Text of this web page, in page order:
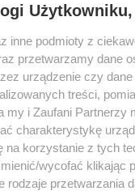
uniknął
34
a my
31
się
25
się do
24
18 849
Użytkowniku,
inne podmioty z
przetwarzamy dane
urządzenie czy
treści,
my i Zaufani Partnerzy
charakterystykę
korzystanie z tych
wycofać klikając
rodzaje przetwarzania